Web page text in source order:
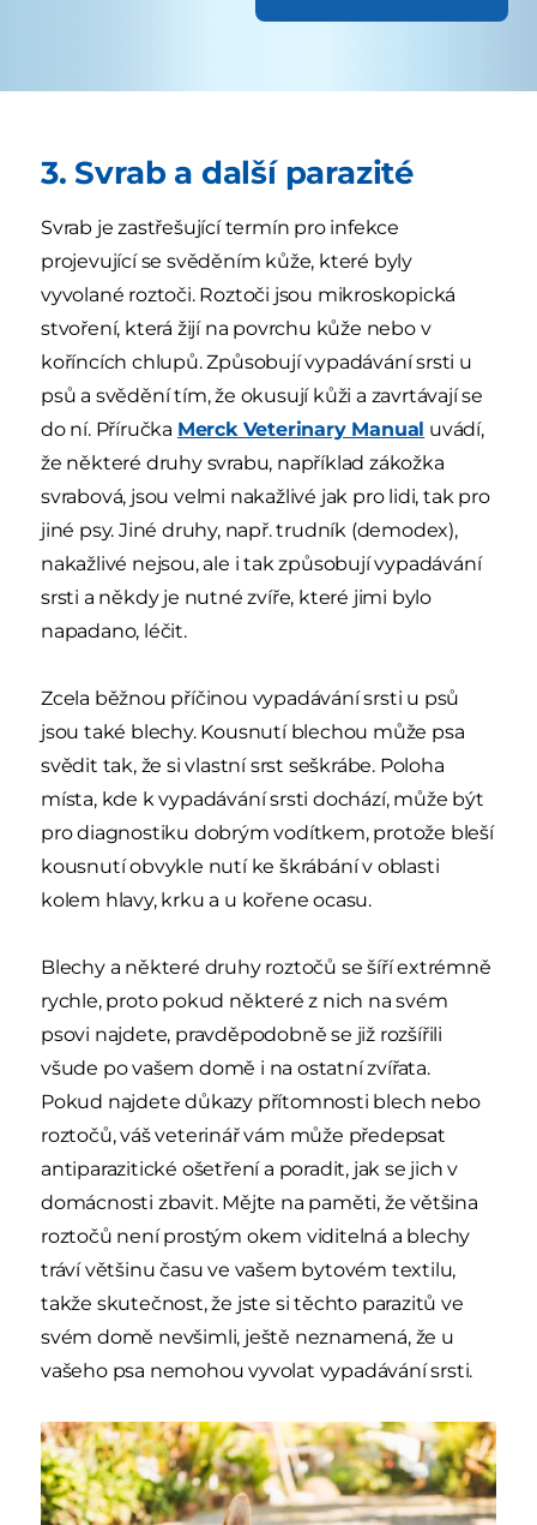
3. Svrab a další parazité
Svrab je zastřešující termín pro infekce
projevující se svěděním kůže, které byly
vyvolané roztoči. Roztoči jsou mikroskopická
stvoření, která žijí na povrchu kůže nebo v
koříncích chlupů. Způsobují vypadávání srsti u
psů a svědění tím, že okusují kůži a zavrtávají se
do ní. Příručka Merck Veterinary Manual uvádí,
že některé druhy svrabu, například zákožka
svrabová, jsou velmi nakažlivé jak pro lidi, tak pro
jiné psy. Jiné druhy, např. trudník (demodex),
nakažlivé nejsou, ale i tak způsobují vypadávání
srsti a někdy je nutné zvíře, které jimi bylo
napadano, léčit.
Zcela běžnou příčinou vypadávání srsti u psů
jsou také blechy. Kousnutí blechou může psa
svědit tak, že si vlastní srst seškrábe. Poloha
místa, kde k vypadávání srsti dochází, může být
pro diagnostiku dobrým vodítkem, protože bleší
kousnutí obvykle nutí ke škrábání v oblasti
kolem hlavy, krku a u kořene ocasu.
Blechy a některé druhy roztočů se šíří extrémně
rychle, proto pokud některé z nich na svém
psovi najdete, pravděpodobně se již rozšířili
všude po vašem domě i na ostatní zvířata.
Pokud najdete důkazy přítomnosti blech nebo
roztočů, váš veterinář vám může předepsat
antiparazitické ošetření a poradit, jak se jich v
domácnosti zbavit. Mějte na paměti, že většina
roztočů není prostým okem viditelná a blechy
tráví většinu času ve vašem bytovém textilu,
takže skutečnost, že jste si těchto parazitů ve
svém domě nevšimli, ještě neznamená, že u
vašeho psa nemohou vyvolat vypadávání srsti.